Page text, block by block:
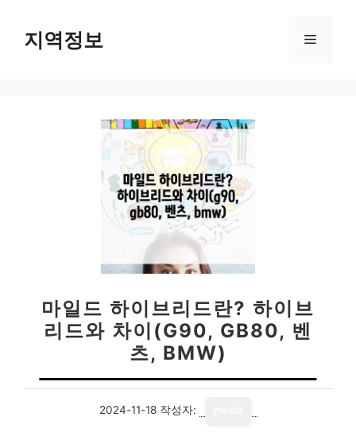
지역정보 메
마일드 하이브리드란? 하이브
리드와 차이(G90, GB80, 벤
츠, BMW)
2024-11-18 작성자: